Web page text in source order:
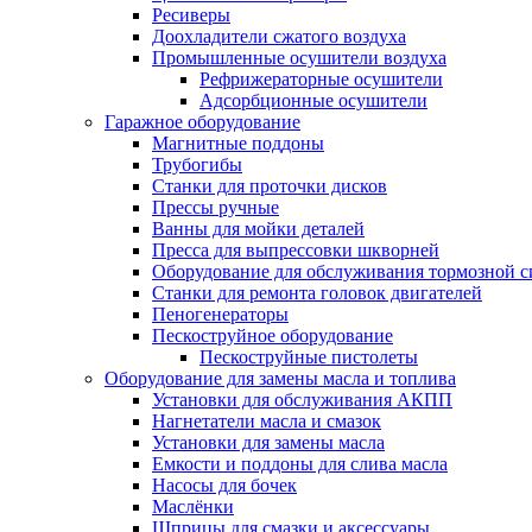
Ресиверы
Доохладители сжатого воздуха
Промышленные осушители воздуха
Рефрижераторные осушители
Адсорбционные осушители
Гаражное оборудование
Магнитные поддоны
Трубогибы
Станки для проточки дисков
Прессы ручные
Ванны для мойки деталей
Пресса для выпрессовки шкворней
Оборудование для обслуживания тормозной
Станки для ремонта головок двигателей
Пеногенераторы
Пескоструйное оборудование
Пескоструйные пистолеты
Оборудование для замены масла и топлива
Установки для обслуживания АКПП
Нагнетатели масла и смазок
Установки для замены масла
Емкости и поддоны для слива масла
Насосы для бочек
Маслёнки
Шприцы для смазки и аксессуары